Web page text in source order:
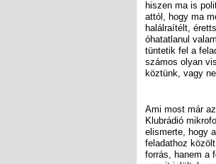
hiszen ma is
attól, hogy ma
halálraítélt,
óhatatlanul
tüntetik fel a
számos olyan
köztünk, vagy
Ami most már
Klubrádió
elismerte, hogy
feladathoz
forrás, hanem a